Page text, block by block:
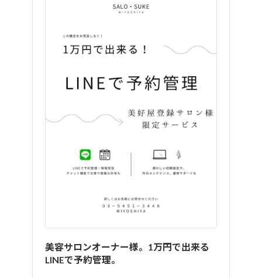
美容サロンオーナー様。1万円で出来る
LINEで予約管理。